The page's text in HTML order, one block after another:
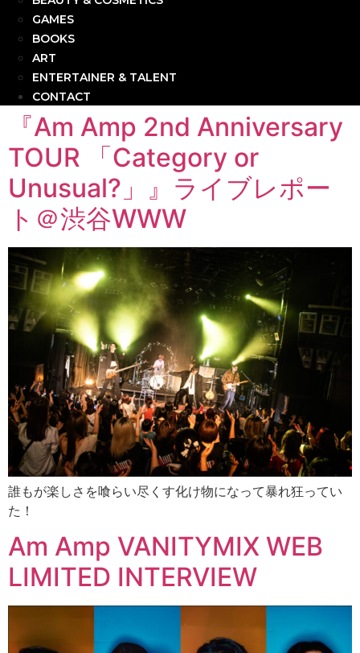
GAMES
BOOKS
ART
ENTERTAINER & TALENT
CONTACT
『Am Amp 2nd Anniversary
TOUR 「Category or
Unusual?」』ライブレポー
ト＠渋谷WWW
誰もが楽しさを喰らい尽くす化け物になって暴れ狂ってい
た！
Am Amp VANITYMIX WEB
LIMITED INTERVIEW